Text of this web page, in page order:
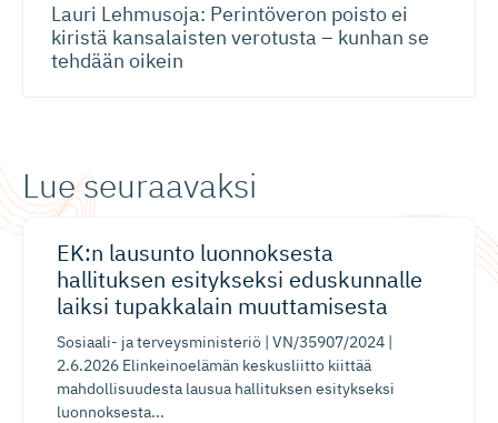
Lauri Lehmusoja: Perintöveron poisto ei
kiristä kansalaisten verotusta – kunhan se
tehdään oikein
Lue seuraavaksi
EK:n lausunto luonnoksesta
hallituksen esitykseksi eduskunnalle
laiksi tupakkalain muuttamisesta
Sosiaali- ja terveysministeriö | VN/35907/2024 |
2.6.2026 Elinkeinoelämän keskusliitto kiittää
mahdollisuudesta lausua hallituksen esitykseksi
luonnoksesta...